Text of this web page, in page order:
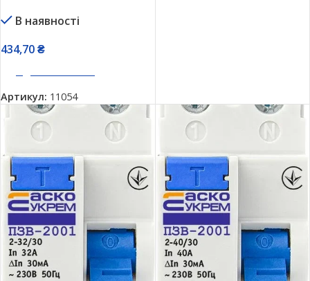
ПЗВ-2001 A0020010003
В наявності
434,70₴
Артикул: 11054